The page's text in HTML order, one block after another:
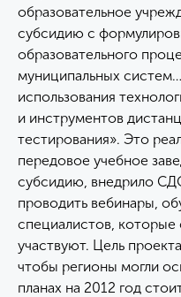
образовательное
субсидию с
образовательного
муниципальных
использования
и инструментов
тестирования». Это
передовое учебное
субсидию, внедрило
проводить вебинары,
специалистов, которые
участвуют. Цель
чтобы регионы могли
планах на 2012 год